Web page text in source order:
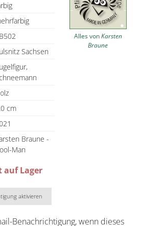
Sachsen
cm
Braune -
Man
Alles vonKarsten
Braune
auf Lager
aktivieren
Benachrichtigung, wenn dieses